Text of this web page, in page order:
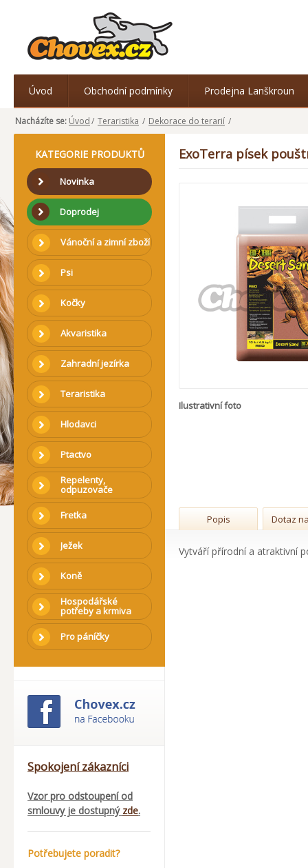
Úvod Obchodní podmínky Prodejna Lanškroun
Nacházíte se: Úvod/ Teraristika / Dekorace do terarií /
KATEGORIE PRODUKTŮ
Novinka
Doprodej
Vánoční a zimní zboží
Psi
Kočky
Akvaristika
Zahradní jezírka
Teraristika
Hlodavci
Ptactvo
Repelenty,
odpuzovače
Fretka
Ježek
Koně
Hospodářské
potřeby a krmiva
Pro páníčky
Spokojení zákazníci
Vzor pro odstoupení od
smlouvy je dostupný zde.
Potřebujete poradit?
ExoTerra písek
Ilustrativní foto
Popis Dotaz
Vytváří přírodní a atraktivní